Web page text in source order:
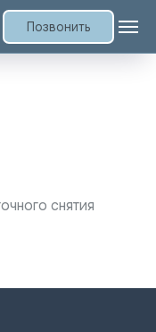
Позвонить
снятия